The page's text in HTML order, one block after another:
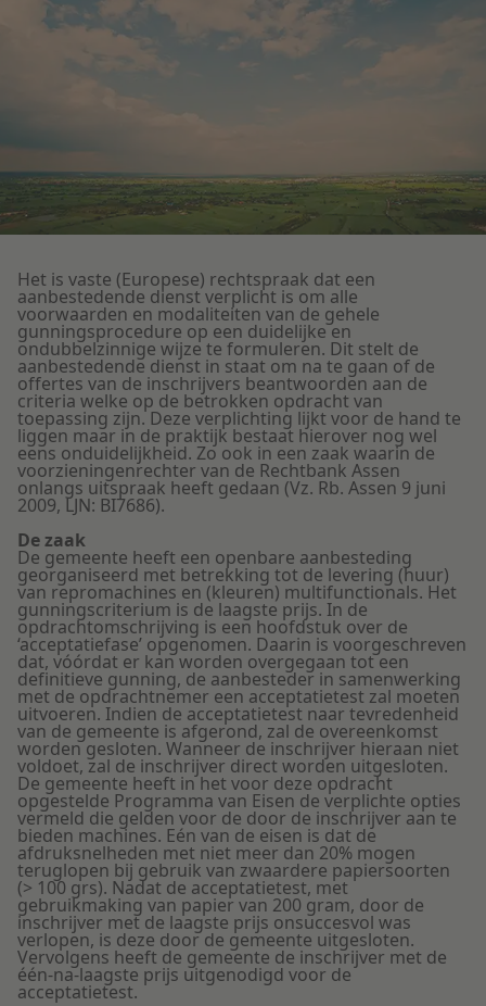
Aansprakelijkheid & Verzekering
Onderwijs
Dichtbij de wendbare onderneming
Het is vaste (Europese) rechtspraak dat een
aanbestedende dienst verplicht is om alle
voorwaarden en modaliteiten van de gehele
gunningsprocedure op een duidelijke en
ondubbelzinnige wijze te formuleren. Dit stelt de
aanbestedende dienst in staat om na te gaan of de
offertes van de inschrijvers beantwoorden aan de
criteria welke op de betrokken opdracht van
toepassing zijn. Deze verplichting lijkt voor de hand te
liggen maar in de praktijk bestaat hierover nog wel
eens onduidelijkheid. Zo ook in een zaak waarin de
voorzieningenrechter van de Rechtbank Assen
onlangs uitspraak heeft gedaan (Vz. Rb. Assen 9 juni
2009, LJN: BI7686).
De zaak
De gemeente heeft een openbare aanbesteding
georganiseerd met betrekking tot de levering (huur)
van repromachines en (kleuren) multifunctionals. Het
gunningscriterium is de laagste prijs. In de
opdrachtomschrijving is een hoofdstuk over de
‘acceptatiefase’ opgenomen. Daarin is voorgeschreven
dat, vóórdat er kan worden overgegaan tot een
definitieve gunning, de aanbesteder in samenwerking
met de opdrachtnemer een acceptatietest zal moeten
uitvoeren. Indien de acceptatietest naar tevredenheid
van de gemeente is afgerond, zal de overeenkomst
worden gesloten. Wanneer de inschrijver hieraan niet
voldoet, zal de inschrijver direct worden uitgesloten.
De gemeente heeft in het voor deze opdracht
opgestelde Programma van Eisen de verplichte opties
vermeld die gelden voor de door de inschrijver aan te
bieden machines. Eén van de eisen is dat de
afdruksnelheden met niet meer dan 20% mogen
teruglopen bij gebruik van zwaardere papiersoorten
(> 100 grs). Nadat de acceptatietest, met
gebruikmaking van papier van 200 gram, door de
inschrijver met de laagste prijs onsuccesvol was
verlopen, is deze door de gemeente uitgesloten.
Vervolgens heeft de gemeente de inschrijver met de
één-na-laagste prijs uitgenodigd voor de
acceptatietest.